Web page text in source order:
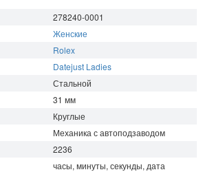
278240-0001
Женские
Rolex
Datejust Ladies
Стальной
31 мм
Круглые
Механика с автоподзаводом
2236
часы, минуты, секунды, дата